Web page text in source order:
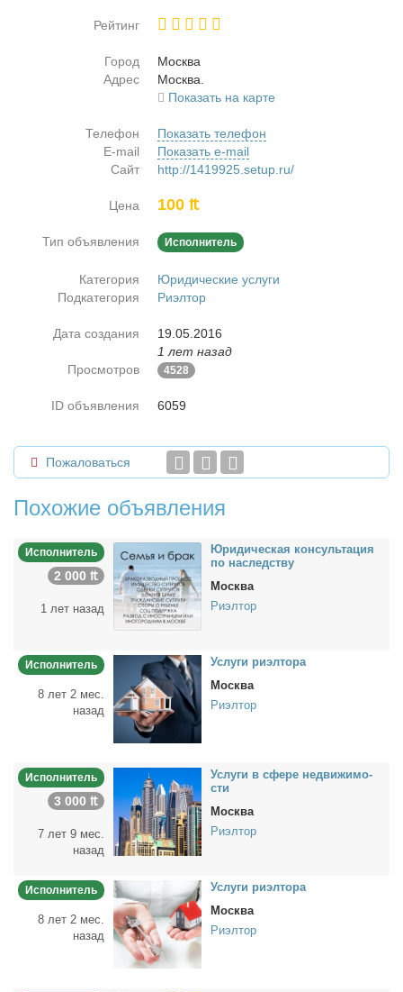
Рейтинг
Город
Москва
Адрес
Москва.
Показать на карте
Телефон
Показать телефон
E-mail
Показать e-mail
Сайт
http://1419925.setup.ru/
Цена 100 ₶
Тип объявления Исполнитель
Категория
Юридические услуги
Подкатегория
Риэлтор
Дата создания
19.05.2016
1 лет назад
Просмотров
4528
ID объявления 6059
Пожаловаться
Похожие объявления
Исполнитель
2 000 ₶
1 лет назад
Юри­ди­че­ская кон­суль­та­ция
по на­след­ству
Москва
Риэлтор
Исполнитель
8 лет 2 мес.
назад
Услу­ги ри­эл­то­ра
Москва
Риэлтор
Исполнитель
3 000 ₶
7 лет 9 мес.
назад
Услу­ги в сфе­ре недви­жи­мо­
сти
Москва
Риэлтор
Исполнитель
8 лет 2 мес.
назад
Услу­ги ри­эл­то­ра
Москва
Риэлтор